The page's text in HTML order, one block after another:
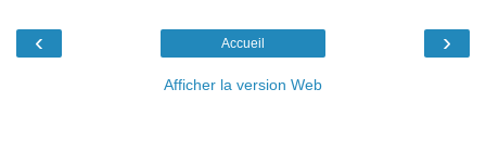
‹ ›
Accueil
Afficher la version Web